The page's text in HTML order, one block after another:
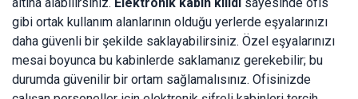
gibi ortak kullanım alanlarının olduğu yerlerde eşyalarınızı
daha güvenli bir şekilde saklayabilirsiniz. Özel eşyalarınızı
mesai boyunca bu kabinlerde saklamanız gerekebilir; bu
durumda güvenilir bir ortam sağlamalısınız. Ofisinizde